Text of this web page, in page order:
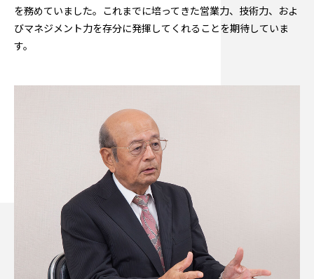
を務めていました。これまでに培ってきた営業力、技術力、およ
びマネジメント力を存分に発揮してくれることを期待していま
す。